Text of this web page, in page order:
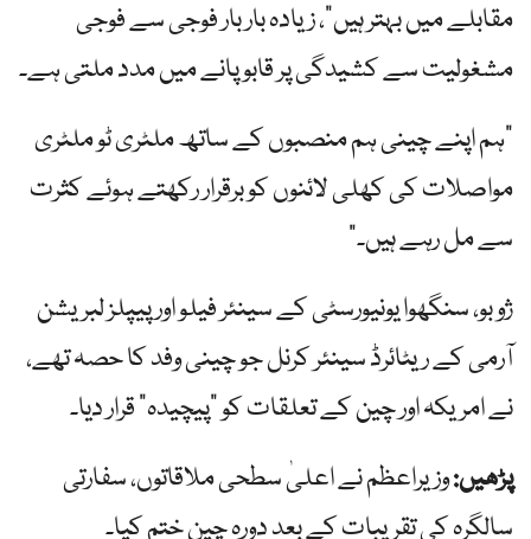
مقابلے میں بہتر ہیں”، زیادہ بار بار فوجی سے فوجی
مشغولیت سے کشیدگی پر قابو پانے میں مدد ملتی ہے۔
"ہم اپنے چینی ہم منصبوں کے ساتھ ملٹری ٹو ملٹری
مواصلات کی کھلی لائنوں کو برقرار رکھتے ہوئے کثرت
سے مل رہے ہیں۔”
ژو بو، سنگھوا یونیورسٹی کے سینئر فیلو اور پیپلز لبریشن
آرمی کے ریٹائرڈ سینئر کرنل جو چینی وفد کا حصہ تھے،
نے امریکہ اور چین کے تعلقات کو "پیچیدہ” قرار دیا۔
پڑھیں:وزیراعظم نے اعلیٰ سطحی ملاقاتوں، سفارتی
سالگرہ کی تقریبات کے بعد دورہ چین ختم کیا۔